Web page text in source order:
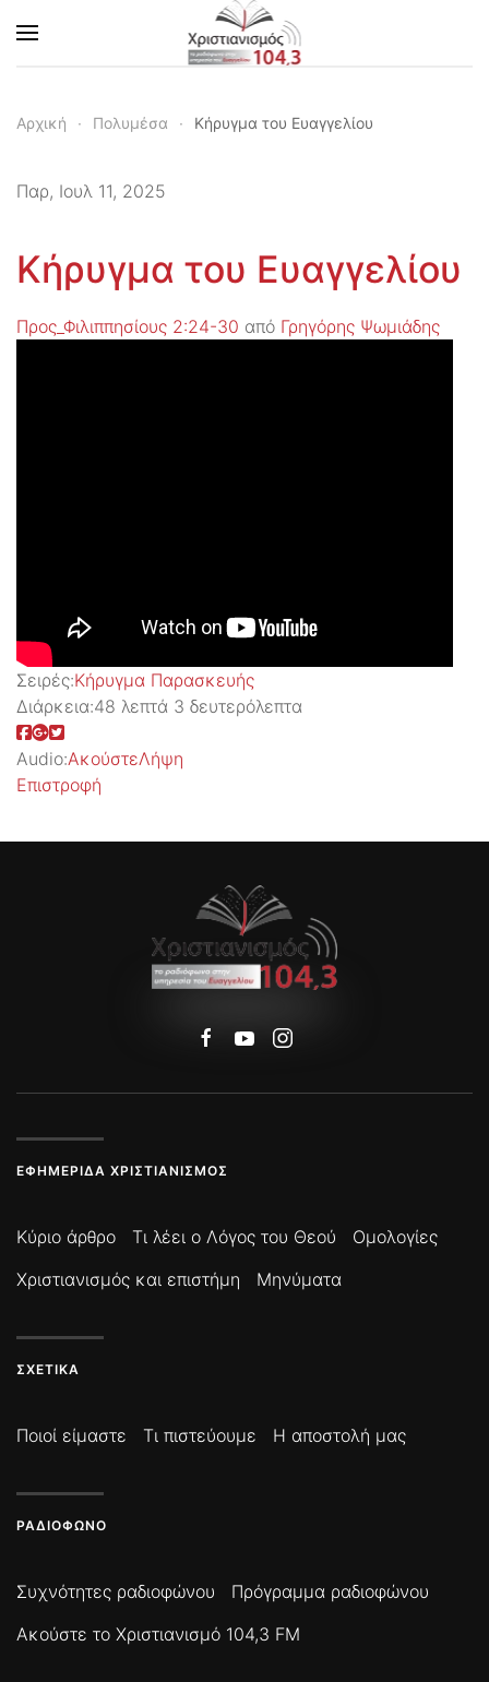
Skip to main content
Αρχική Πολυμέσα Κήρυγμα του Ευαγγελίου
Παρ, Ιουλ 11, 2025
Κήρυγμα του Ευαγγελίου
Προς_Φιλιππησίους 2:24-30 από Γρηγόρης Ψωμιάδης
Σειρές:Kήρυγμα Παρασκευής
Διάρκεια:48 λεπτά 3 δευτερόλεπτα
Audio:ΑκούστεΛήψη
Επιστροφή
ΕΦΗΜΕΡΊΔΑ ΧΡΙΣΤΙΑΝΙΣΜΌΣ
Κύριο άρθρο Τι λέει ο Λόγος του Θεού
Ομολογίες
Χριστιανισμός και επιστήμη
Μηνύματα
ΣΧΕΤΙΚΆ
Ποιοί είμαστε Τι πιστεύουμε Η αποστολή μας
ΡΑΔΙΌΦΩΝΟ
Συχνότητες ραδιοφώνου
Πρόγραμμα ραδιοφώνου
Ακούστε το Χριστιανισμό 104,3 FM